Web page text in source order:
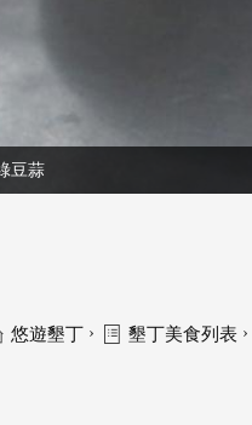
豆蒜
悠遊墾丁 › 墾丁美食列表 ›